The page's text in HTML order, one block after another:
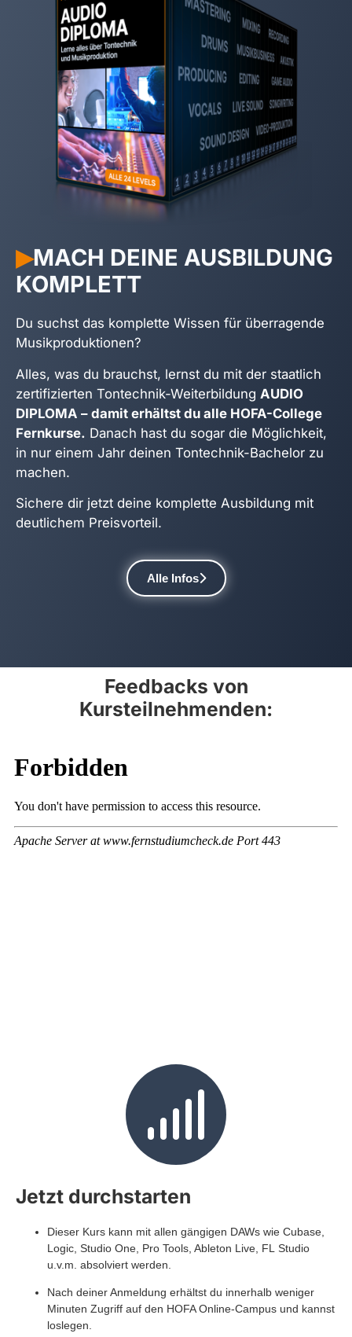
▶︎MACH DEINE AUSBILDUNG
KOMPLETT
Du suchst das komplette Wissen für überragende
Musikproduktionen?
Alles, was du brauchst, lernst du mit der staatlich
zertifizierten Tontechnik-Weiterbildung AUDIO
DIPLOMA – damit erhältst du alle HOFA-College
Fernkurse. Danach hast du sogar die Möglichkeit,
in nur einem Jahr deinen Tontechnik-Bachelor zu
machen.
Sichere dir jetzt deine komplette Ausbildung mit
deutlichem Preisvorteil.
Alle Infos
Feedbacks von
Kursteilnehmenden:
Jetzt durchstarten
Dieser Kurs kann mit allen gängigen DAWs wie Cubase,
Logic, Studio One, Pro Tools, Ableton Live, FL Studio
u.v.m. absolviert werden.
Nach deiner Anmeldung erhältst du innerhalb weniger
Minuten Zugriff auf den HOFA Online-Campus und kannst
loslegen.